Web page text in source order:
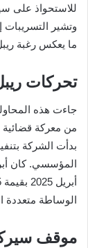
ما يعكس رغبة
تحركات
جاءت هذه
من معركة قضائية
بدأت الشركة
الوساطة متعددة
موقف